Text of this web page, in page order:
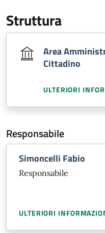
Struttura
Area
Cittadino
ULTERIORI
Responsabile
Simoncelli Fabio
Responsabile
ULTERIORI